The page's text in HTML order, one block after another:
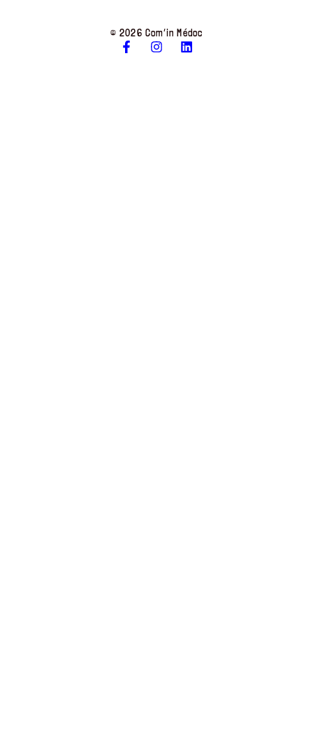
© 2026 Com’in Médoc